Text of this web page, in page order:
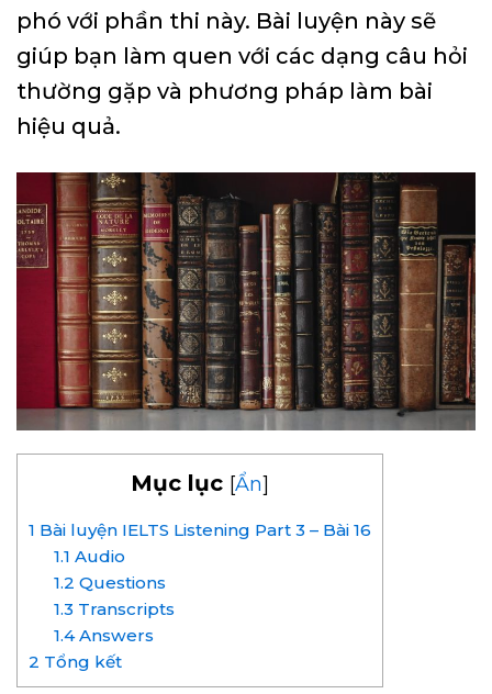
phó với phần thi này. Bài luyện này sẽ
giúp bạn làm quen với các dạng câu hỏi
thường gặp và phương pháp làm bài
hiệu quả.
Mục lục [Ẩn]
1 Bài luyện IELTS Listening Part 3 – Bài 16
1.1 Audio
1.2 Questions
1.3 Transcripts
1.4Answers
2 Tổng kết